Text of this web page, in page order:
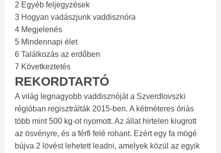
2 Egyéb feljegyzések
3 Hogyan vadászjunk vaddisznóra
4 Megjelenés
5 Mindennapi élet
6 Találkozás az erdőben
7 Következtetés
REKORDTARTÓ
A világ legnagyobb vaddisznóját a Szverdlovszki
régióban regisztrálták 2015-ben. A kétméteres óriás
több mint 500 kg-ot nyomott. Az állat hirtelen kiugrott
az ösvényre, és a férfi felé rohant. Ezért egy fa mögé
bújva 2 lövést lehetett leadni, amelyek közül az egyik